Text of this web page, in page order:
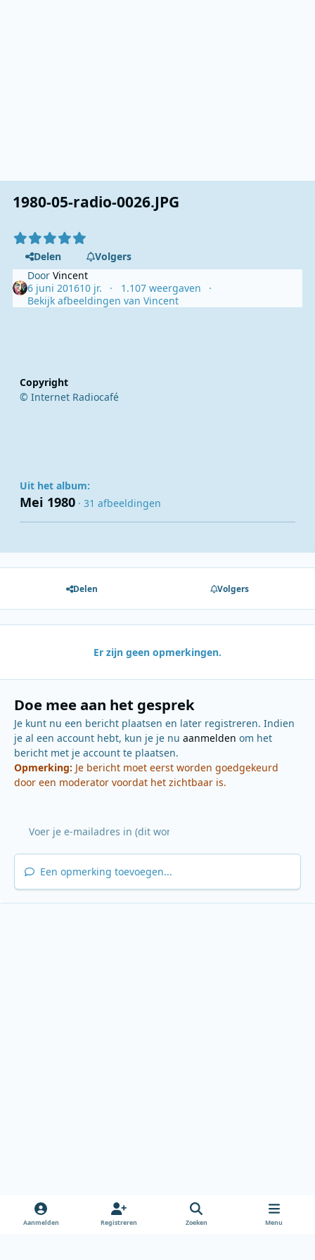
1980-05-radio-0026.JPG
Delen
Volgers
DoorVincent
6 juni 201610 jr.
1.107 weergaven
Bekijk afbeeldingen van Vincent
Copyright
© Internet Radiocafé
Uit het album:
Mei 1980 · 31 afbeeldingen
Delen Volgers
Er zijn geen opmerkingen.
Doe mee aan het gesprek
Je kunt nu een bericht plaatsen en later registreren. Indien
je al een account hebt, kun je je nu aanmelden om het
bericht met je account te plaatsen.
Opmerking: Je bericht moet eerst worden goedgekeurd
door een moderator voordat het zichtbaar is.
Een opmerking toevoegen...
Aanmelden Registreren Zoeken Menu